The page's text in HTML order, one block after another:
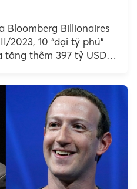
Bloomberg Billionaires
2023, 10 “đại tỷ phú”
thêm 397 tỷ USD